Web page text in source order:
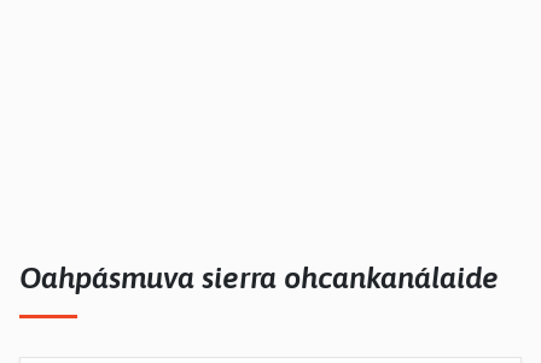
Oahpásmuva sierra ohcankanálaide